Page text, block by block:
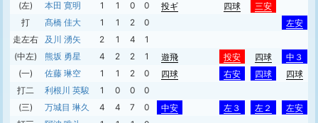
(左)
本田 寛明 1 1 0 0 投ギ 四球
三安
打
髙橋 佳大 1 1 2 0
左安
走左右
及川 湧矢 2 1 4 1
(中左)
熊坂 勇星 4 2 2 1 遊飛 投安 四球 中３
(一)
佐藤 琳空 1 1 2 0 四球 右安 四球
四球
打二
利根川 英駿 1 0 0 0
(三)
万城目 琳久 4 4 7 0 中安 左３ 左２
左安